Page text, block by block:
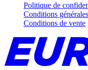
Politique de
Conditions générales
Conditions de vente